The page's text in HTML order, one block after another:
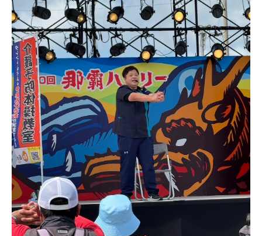
🌺認知機能改善運動を続けるコツを紹介
普段の生活に運動を取り入れる方法
社会的つながりも深まる体操教室の効果
沖縄の認知症予防にも社会参加が大切
笑える❗️介護予防体操教室で交流が広がる
認知症予防・引きこもり予防に仲間が効果
的
転倒予防だけでなく心も元気にする運動
🌈体操教室で生まれる新しいつながり
認知機能改善運動が孤立防止に役立つ理由
沖縄県で注目される健康長寿の秘訣を探る
沖縄の認知症予防にも注目される長寿習慣